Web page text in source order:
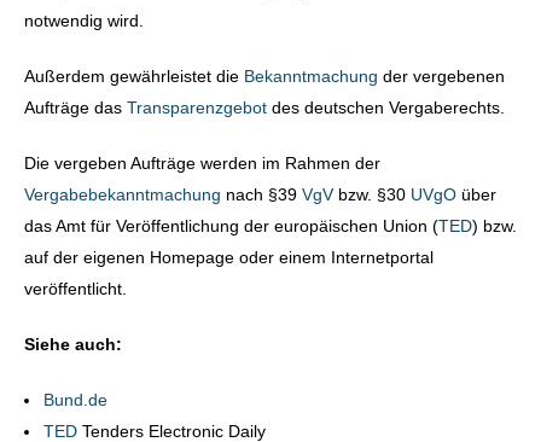
notwendig wird.
Außerdem gewährleistet die Bekanntmachung der vergebenen
Aufträge das Transparenzgebot des deutschen Vergaberechts.
Die vergeben Aufträge werden im Rahmen der
Vergabebekanntmachung nach §39 VgVbzw. §30 UVgO über
das Amt für Veröffentlichung der europäischen Union (TED) bzw.
auf der eigenen Homepage oder einem Internetportal
veröffentlicht.
Siehe auch:
Bund.de
TED Tenders Electronic Daily